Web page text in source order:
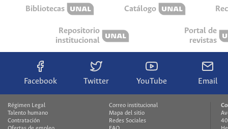
Bibliotecas Catálogo
Repositorio
institucional
Portal de
revistas
Facebook Twitter YouTube Email
Régimen Legal
Talento humano
Contratación
Correo institucional
Mapa del sitio
Redes Sociales